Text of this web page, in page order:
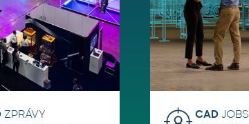
ZPRÁVY CADJOBS